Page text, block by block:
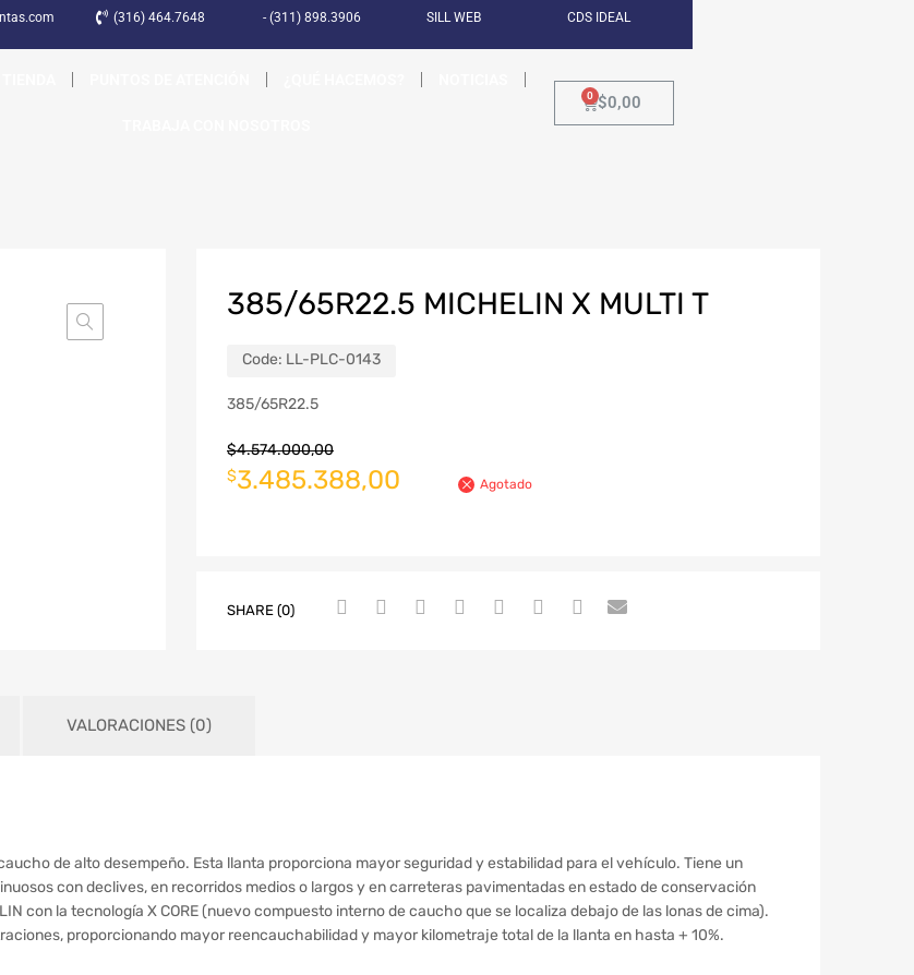
(316) 464.7648 - (311) 898.3906 SILL WEB CDS IDEAL
$0,00
385/65R22.5 MICHELIN X MULTI T
Code: LL-PLC-0143
385/65R22.5
$4.574.000,00
$3.485.388,00 Agotado
SHARE (0)
VALORACIONES (0)
de alto desempeño. Esta llanta proporciona mayor seguridad y estabilidad para el vehículo. Tiene un
con declives, en recorridos medios o largos y en carreteras pavimentadas en estado de conservación
con la tecnología X CORE (nuevo compuesto interno de caucho que se localiza debajo de las lonas de cima).
proporcionando mayor reencauchabilidad y mayor kilometraje total de la llanta en hasta + 10%.